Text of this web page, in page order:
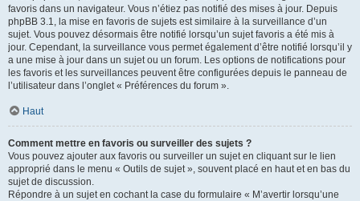
favoris dans un navigateur. Vous n’étiez pas notifié des mises à jour. Depuis
phpBB 3.1, la mise en favoris de sujets est similaire à la surveillance d’un
sujet. Vous pouvez désormais être notifié lorsqu’un sujet favoris a été mis à
jour. Cependant, la surveillance vous permet également d’être notifié lorsqu’il y
a une mise à jour dans un sujet ou un forum. Les options de notifications pour
les favoris et les surveillances peuvent être configurées depuis le panneau de
l’utilisateur dans l’onglet « Préférences du forum ».
Haut
Comment mettre en favoris ou surveiller des sujets ?
Vous pouvez ajouter aux favoris ou surveiller un sujet en cliquant sur le lien
approprié dans le menu « Outils de sujet », souvent placé en haut et en bas du
sujet de discussion.
Répondre à un sujet en cochant la case du formulaire « M’avertir lorsqu’une